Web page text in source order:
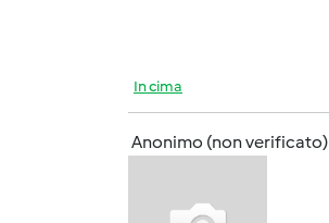
In cima
Anonimo (non verificato)